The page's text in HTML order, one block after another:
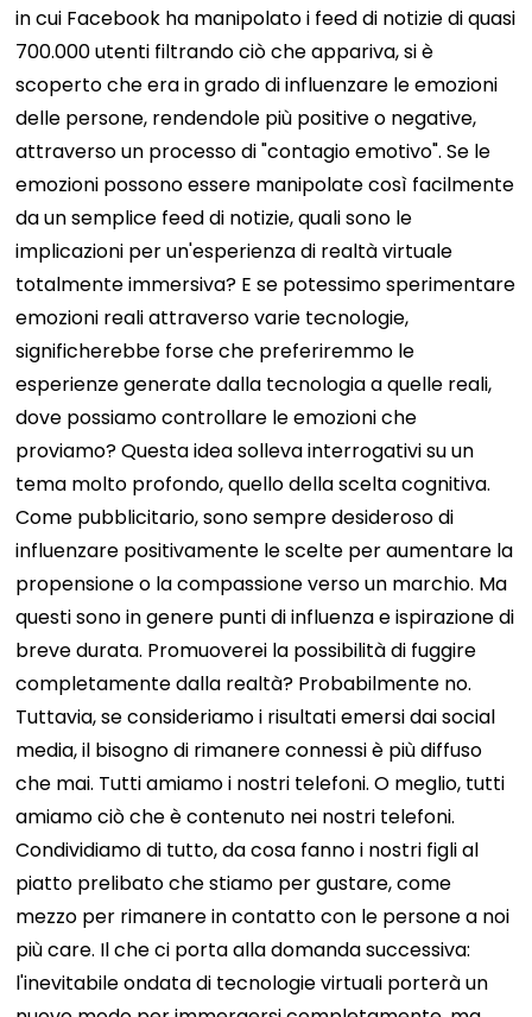
in cui Facebook ha manipolato i feed di notizie di quasi
700.000 utenti filtrando ciò che appariva, si è
scoperto che era in grado di influenzare le emozioni
delle persone, rendendole più positive o negative,
attraverso un processo di "contagio emotivo". Se le
emozioni possono essere manipolate così facilmente
da un semplice feed di notizie, quali sono le
implicazioni per un'esperienza di realtà virtuale
totalmente immersiva? E se potessimo sperimentare
emozioni reali attraverso varie tecnologie,
significherebbe forse che preferiremmo le
esperienze generate dalla tecnologia a quelle reali,
dove possiamo controllare le emozioni che
proviamo? Questa idea solleva interrogativi su un
tema molto profondo, quello della scelta cognitiva.
Come pubblicitario, sono sempre desideroso di
influenzare positivamente le scelte per aumentare la
propensione o la compassione verso un marchio. Ma
questi sono in genere punti di influenza e ispirazione di
breve durata. Promuoverei la possibilità di fuggire
completamente dalla realtà? Probabilmente no.
Tuttavia, se consideriamo i risultati emersi dai social
media, il bisogno di rimanere connessi è più diffuso
che mai. Tutti amiamo i nostri telefoni. O meglio, tutti
amiamo ciò che è contenuto nei nostri telefoni.
Condividiamo di tutto, da cosa fanno i nostri figli al
piatto prelibato che stiamo per gustare, come
mezzo per rimanere in contatto con le persone a noi
più care. Il che ci porta alla domanda successiva:
l'inevitabile ondata di tecnologie virtuali porterà un